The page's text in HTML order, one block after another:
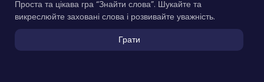
Проста та цікава гра “Знайти слова”. Шукайте та
викреслюйте заховані слова і розвивайте уважність.
Грати